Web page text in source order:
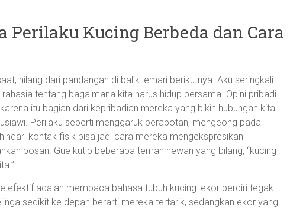
Perilaku Kucing Berbeda dan Cara
hilang dari pandangan di balik lemari berikutnya. Aku seringkali
tentang bagaimana kita harus hidup bersama. Opini pribadi
itu bagian dari kepribadian mereka yang bikin hubungan kita
Perilaku seperti menggaruk perabotan, mengeong pada
kontak fisik bisa jadi cara mereka mengekspresikan
bosan. Gue kutip beberapa teman hewan yang bilang, “kucing
efektif adalah membaca bahasa tubuh kucing: ekor berdiri tegak
sedikit ke depan berarti mereka tertarik, sedangkan ekor yang